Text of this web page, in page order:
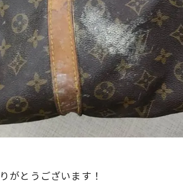
がとうございます！